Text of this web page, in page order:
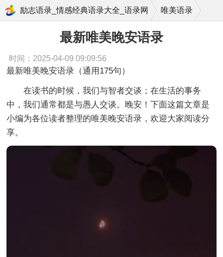
励志语录_情感经典语录大全_语录网 唯美语录
最新唯美晚安语录
时间：2025-04-09 09:09:56
最新唯美晚安语录（通用175句）
在读书的时候，我们与智者交谈；在生活的事务
中，我们通常都是与愚人交谈。晚安！下面这篇文章是
小编为各位读者整理的唯美晚安语录，欢迎大家阅读分
享。